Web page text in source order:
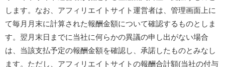
します。なお、アフィリエイトサイト運営者は、管理画面上に
て毎月月末に計算された報酬金額について確認するものとしま
す。翌月末日までに当社に何らかの異議の申し出がない場合
は、当該支払予定の報酬金額を確認し、承諾したものとみなし
ます。ただし、アフィリエイトサイトの報酬合計額(当社の付与